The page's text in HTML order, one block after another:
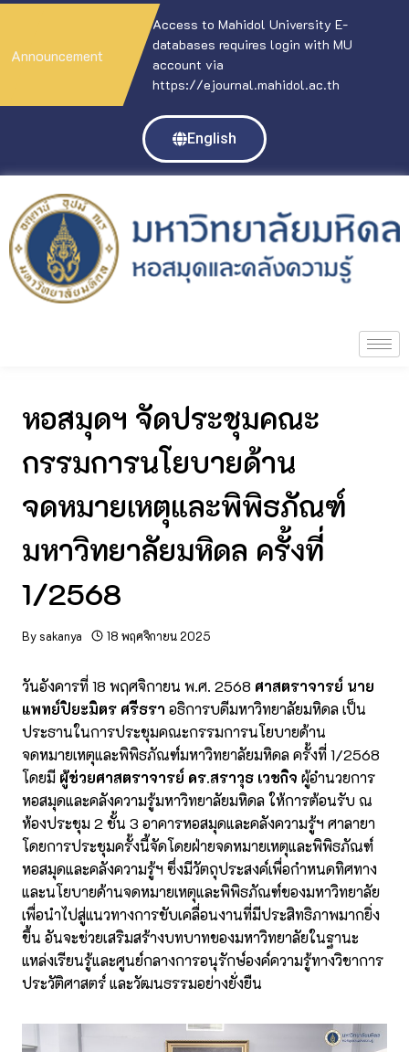
Announcement
Access to Mahidol University E-
databases requires login with MU
account via
https://ejournal.mahidol.ac.th
English
หอสมุดฯ จัดประชุมคณะ
กรรมการนโยบายด้าน
จดหมายเหตุและพิพิธภัณฑ์
มหาวิทยาลัยมหิดล ครั้งที่
1/2568
By sakanya 18 พฤศจิกายน 2025
วันอังคารที่ 18 พฤศจิกายน พ.ศ. 2568 ศาสตราจารย์ นาย
แพทย์ปิยะมิตร ศรีธรา อธิการบดีมหาวิทยาลัยมหิดล เป็น
ประธานในการประชุมคณะกรรมการนโยบายด้าน
จดหมายเหตุและพิพิธภัณฑ์มหาวิทยาลัยมหิดล ครั้งที่ 1/2568
โดยมี ผู้ช่วยศาสตราจารย์ ดร.สราวุธ เวชกิจ ผู้อำนวยการ
หอสมุดและคลังความรู้มหาวิทยาลัยมหิดล ให้การต้อนรับ ณ
ห้องประชุม 2 ชั้น 3 อาคารหอสมุดและคลังความรู้ฯ ศาลายา
โดยการประชุมครั้งนี้จัดโดยฝ่ายจดหมายเหตุและพิพิธภัณฑ์
หอสมุดและคลังความรู้ฯ ซึ่งมีวัตถุประสงค์เพื่อกำหนดทิศทาง
และนโยบายด้านจดหมายเหตุและพิพิธภัณฑ์ของมหาวิทยาลัย
เพื่อนำไปสู่แนวทางการขับเคลื่อนงานที่มีประสิทธิภาพมากยิ่ง
ขึ้น อันจะช่วยเสริมสร้างบทบาทของมหาวิทยาลัยในฐานะ
แหล่งเรียนรู้และศูนย์กลางการอนุรักษ์องค์ความรู้ทางวิชาการ
ประวัติศาสตร์ และวัฒนธรรมอย่างยั่งยืน